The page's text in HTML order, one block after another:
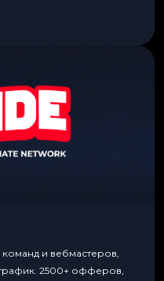
и вебмастеров,
2500+ офферов,